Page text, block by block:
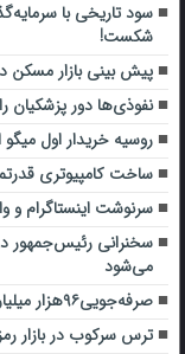
شکست!
پیش بینی بازار مسکن
نفوذی‌ها دور پزشکیان را
روسیه خریدار اول میگو
ساخت کامپیوتری
سرنوشت اینستاگرام
سخنرانی رئیس‌جمهور
می‌شود
صرفه‌جویی۹۶هزار میلیاردی با اجرای طرح هوشمندسازی یارانه نان
ترس سرکوب در بازار